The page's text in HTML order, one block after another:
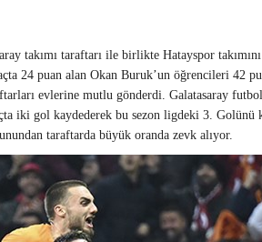
takımı taraftarı ile birlikte Hatayspor
24 puan alan Okan Buruk’un öğrencileri 42
evlerine mutlu gönderdi. Galatasaray
iki gol kaydederek bu sezon ligdeki 3.
taraftarda büyük oranda zevk alıyor.